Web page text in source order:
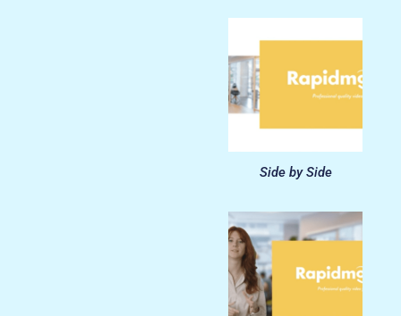
Side by Side